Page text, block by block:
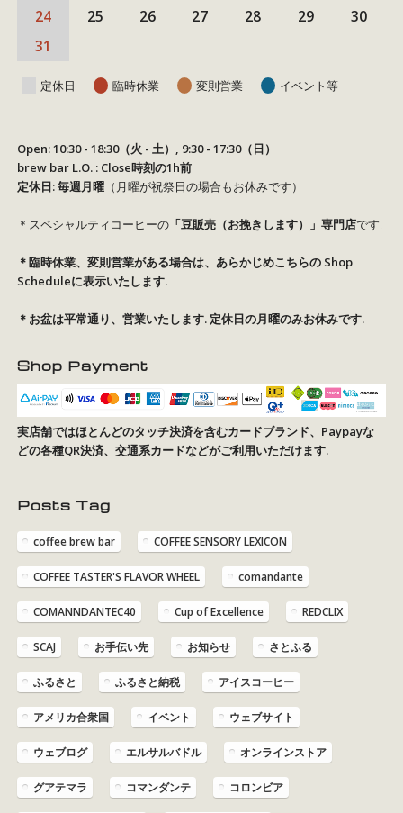
24 25 26 27 28 29
30
31
定休日 臨時休業 変則営業 イベント等
Open: 10:30 - 18:30（火 - 土）, 9:30 - 17:30（日）
brew bar L.O. : Close時刻の1h前
定休日: 毎週月曜 （月曜が祝祭日の場合もお休みです）
＊スペシャルティコーヒーの 「豆販売（お挽きします）」専門店です.
＊臨時休業、変則営業がある場合は、あらかじめこちらの Shop
Scheduleに表示いたします.
＊お盆は平常通り、営業いたします. 定休日の月曜のみお休みです.
Shop Payment
実店舗ではほとんどのタッチ決済を含むカードブランド、Paypayな
どの各種QR決済、交通系カードなどがご利用いただけます.
Posts Tag
coffee brew bar COFFEE SENSORY LEXICON
COFFEE TASTER'S FLAVOR WHEEL comandante
COMANNDANTEC40 Cup of Excellence REDCLIX
SCAJ お手伝い先 お知らせ さとふる
ふるさと ふるさと納税 アイスコーヒー
アメリカ合衆国 イベント ウェブサイト
ウェブログ エルサルバドル オンラインストア
グアテマラ コマンダンテ コロンビア